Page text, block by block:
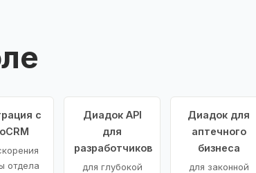
с
отдела
Диадок API
для
разработчиков
для глубокой
Диадок для
аптечного
бизнеса
для законной